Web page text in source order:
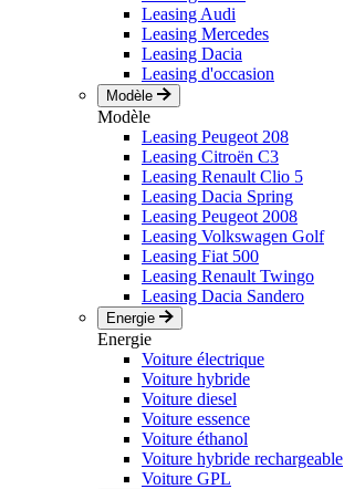
Leasing Audi
Leasing Mercedes
Leasing Dacia
Leasing d'occasion
Modèle
Modèle
Leasing Peugeot 208
Leasing Citroën C3
Leasing Renault Clio 5
Leasing Dacia Spring
Leasing Peugeot 2008
Leasing Volkswagen Golf
Leasing Fiat 500
Leasing Renault Twingo
Leasing Dacia Sandero
Energie
Energie
Voiture électrique
Voiture hybride
Voiture diesel
Voiture essence
Voiture éthanol
Voiture hybride rechargeable
Voiture GPL